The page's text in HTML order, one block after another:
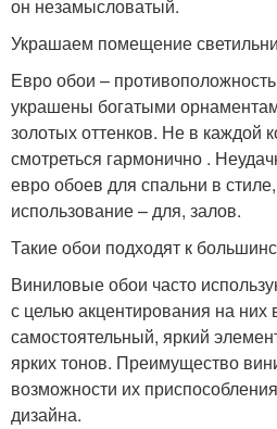
он незамысловатый.
Украшаем помещение
Евро обои –
украшены богатыми
золотых оттенков. Не в каждой
смотреться гармонично .
евро обоев для спальни в
использование – для, залов.
Такие обои подходят к
Виниловые обои часто
с целью акцентирования на
самостоятельный, яркий
ярких тонов. Преимущество
возможности их
дизайна.